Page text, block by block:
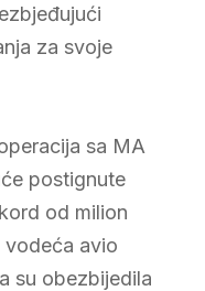
za svoje
sa MA
postignute
od milion
vodeća avio
su obezbijedila